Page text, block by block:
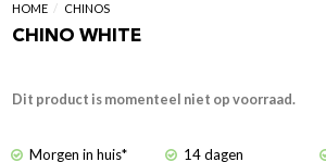
HOME / CHINOS
CHINO WHITE
Dit product is momenteel niet op voorraad.
Morgen in huis*
14 dagen